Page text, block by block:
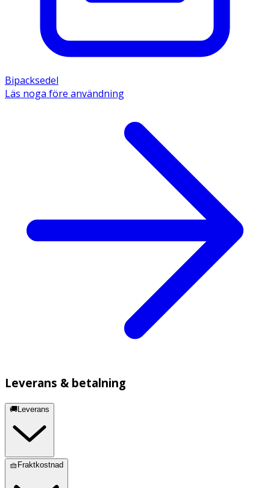
Bipacksedel
Läs noga före användning
Leverans & betalning
🚚Leverans
🧺Fraktkostnad